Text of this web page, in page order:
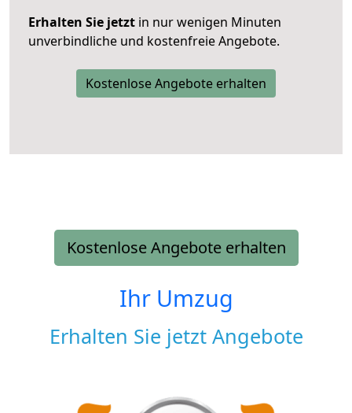
Erhalten Sie jetzt in nur wenigen Minuten
unverbindliche und kostenfreie Angebote.
Kostenlose Angebote erhalten
Kostenlose Angebote erhalten
Ihr Umzug
Erhalten Sie jetzt Angebote